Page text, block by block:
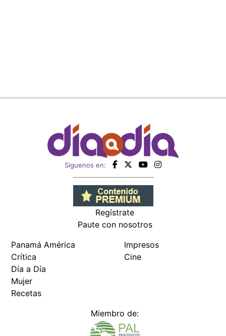
Siguenos en:
Regístrate
Paute con nosotros
Panamá América
Crítica
Día a Día
Mujer
Recetas
Impresos
Cine
Miembro de: